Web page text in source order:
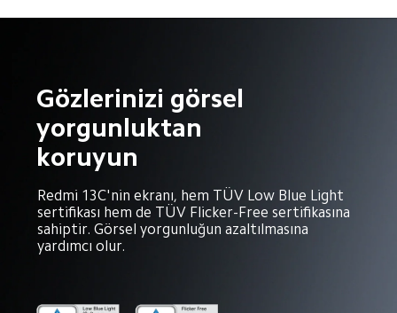
Gözlerinizi görsel
yorgunluktan
koruyun
Redmi 13C'nin ekranı, hem TÜV Low Blue Light
sertifikası hem de TÜV Flicker-Free sertifikasına
sahiptir. Görsel yorgunluğun azaltılmasına
yardımcı olur.